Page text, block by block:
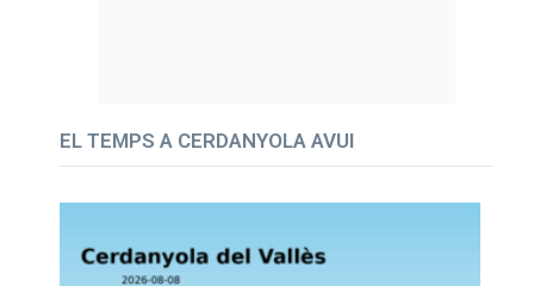
EL TEMPS A CERDANYOLA AVUI